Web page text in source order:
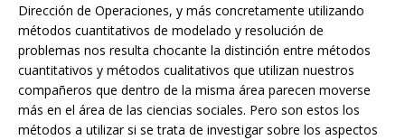
Dirección de Operaciones, y más concretamente utilizando
métodos cuantitativos de modelado y resolución de
problemas nos resulta chocante la distinción entre métodos
cuantitativos y métodos cualitativos que utilizan nuestros
compañeros que dentro de la misma área parecen moverse
más en el área de las ciencias sociales. Pero son estos los
métodos a utilizar si se trata de investigar sobre los aspectos